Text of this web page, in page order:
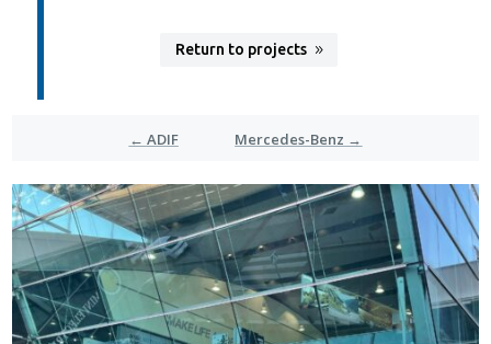
Return to projects
← ADIF Mercedes-Benz →